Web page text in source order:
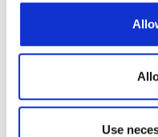
Use
Poštanski broj
Država